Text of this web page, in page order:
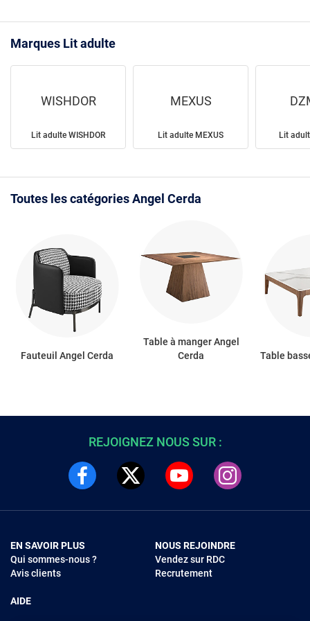
Marques Lit adulte
WISHDOR
Lit adulte WISHDOR
MEXUS
Lit adulte MEXUS Lit
Toutes les catégories Angel Cerda
Fauteuil Angel Cerda
Table à manger Angel
Cerda
Table
REJOIGNEZ NOUS SUR :
EN SAVOIR PLUS
Qui sommes-nous ?
Avis clients
AIDE
NOUS REJOINDRE
Vendez sur RDC
Recrutement